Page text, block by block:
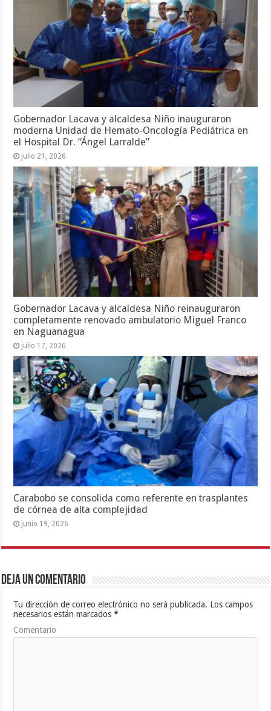
Gobernador Lacava y alcaldesa Niño inauguraron
moderna Unidad de Hemato-Oncología Pediátrica en
el Hospital Dr. “Ángel Larralde”
julio 21, 2026
Gobernador Lacava y alcaldesa Niño reinauguraron
completamente renovado ambulatorio Miguel Franco
en Naguanagua
julio 17, 2026
Carabobo se consolida como referente en trasplantes
de córnea de alta complejidad
junio 19, 2026
Deja un comentario
Tu dirección de correo electrónico no será publicada. Los campos
necesarios están marcados*
Comentario